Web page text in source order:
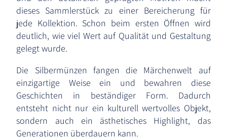
dieses Sammlerstück zu einer Bereicherung für
jede Kollektion. Schon beim ersten Öffnen wird
deutlich, wie viel Wert auf Qualität und Gestaltung
gelegt wurde.
Die Silbermünzen fangen die Märchenwelt auf
einzigartige Weise ein und bewahren diese
Geschichten in beständiger Form. Dadurch
entsteht nicht nur ein kulturell wertvolles Objekt,
sondern auch ein ästhetisches Highlight, das
Generationen überdauern kann.